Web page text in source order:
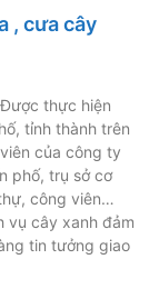
, cưa cây
thực hiện
tỉnh thành trên
của công ty
phố, trụ sở cơ
công viên…
vụ cây xanh đảm
tin tưởng giao